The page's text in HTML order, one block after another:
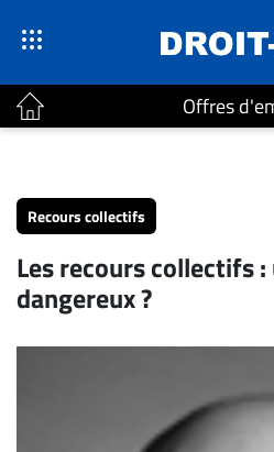
Offres
Accueil
Continu
Nominations
Bureaux
Recours collectifs
Les recours collectifs
dangereux ?